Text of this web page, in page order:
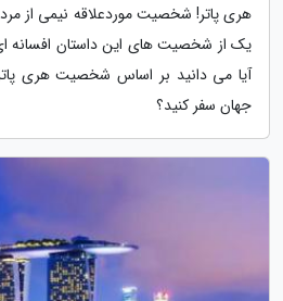
هری پاتر! شخصیت موردعلاقه نیمی از
یک از شخصیت های این داستان افسانه
آیا می دانید بر اساس شخصیت هری
جهان سفر کنید؟